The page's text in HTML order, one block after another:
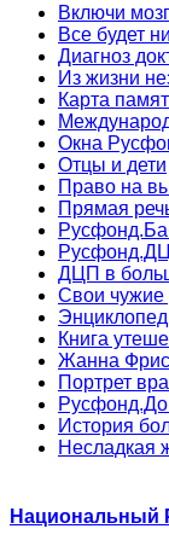
Включи мозг
Все будет
Диагноз
Из жизни
Карта
Окна
Отцы и дети
Право на
Прямая
ДЦП в
Свои чужие
Книга
Жанна
Портрет
История
Несладкая
Национальный